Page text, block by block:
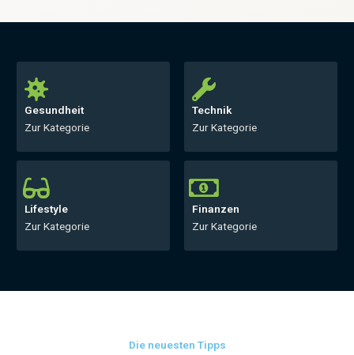
Gesundheit
Zur Kategorie
Technik
Zur Kategorie
Lifestyle
Zur Kategorie​
Finanzen
Zur Kategorie​
Die neuesten Tipps